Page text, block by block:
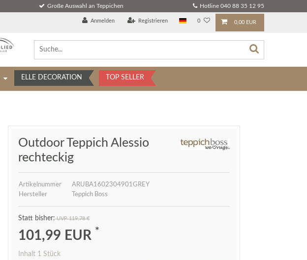
Große Auswahl an Teppichen Hotline 040 88 35 12 95
Anmelden Registrieren 0 0,00 EUR
ELLE DECORATION TOP SELLER
Outdoor Teppich Alessio
rechteckig
Artikelnummer
ARUBA1602304901GREY
Hersteller
Teppich Boss
UVP 119,78 €
101,99 EUR *
Inhalt 1 Stück